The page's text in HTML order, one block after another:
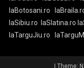
laBotosani.ro
laSibiu.ro
laSlatina.ro
laTarguJiu.ro
Theme: